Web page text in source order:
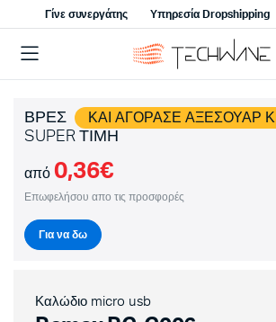
Γίνε συνεργάτης Υπηρεσία Dropshipping
ΒΡΕΣ ΚΑΙ ΑΓΟΡΑΣΕ ΑΞΕΣΟΥΑΡ
SUPER ΤΙΜΗ
από 0,36€
Επωφελήσου απο τις προσφορές
Για να δω
Καλώδιο micro usb